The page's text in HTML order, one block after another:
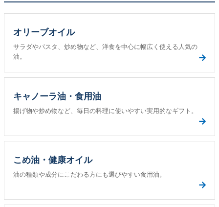
オリーブオイル
サラダやパスタ、炒め物など、洋食を中心に幅広く使える人気の
油。
→
キャノーラ油・食用油
揚げ物や炒め物など、毎日の料理に使いやすい実用的なギフト。
→
こめ油・健康オイル
油の種類や成分にこだわる方にも選びやすい食用油。
→